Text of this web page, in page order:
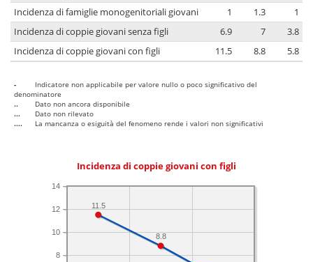
Incidenza di famiglie monogenitoriali giovani
1 1.3
1
Incidenza di coppie giovani senza figli
6.9 7
3.8
Incidenza di coppie giovani con figli
11.5 8.8 5.8
-
Indicatore non applicabile per valore nullo o poco significativo del
denominatore
..
Dato non ancora disponibile
...
Dato non rilevato
....
La mancanza o esiguità del fenomeno rende i valori non significativi
Incidenza di coppie giovani con figli
8
10
12
14
8.8
11.5